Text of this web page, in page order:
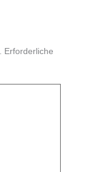
Erforderliche